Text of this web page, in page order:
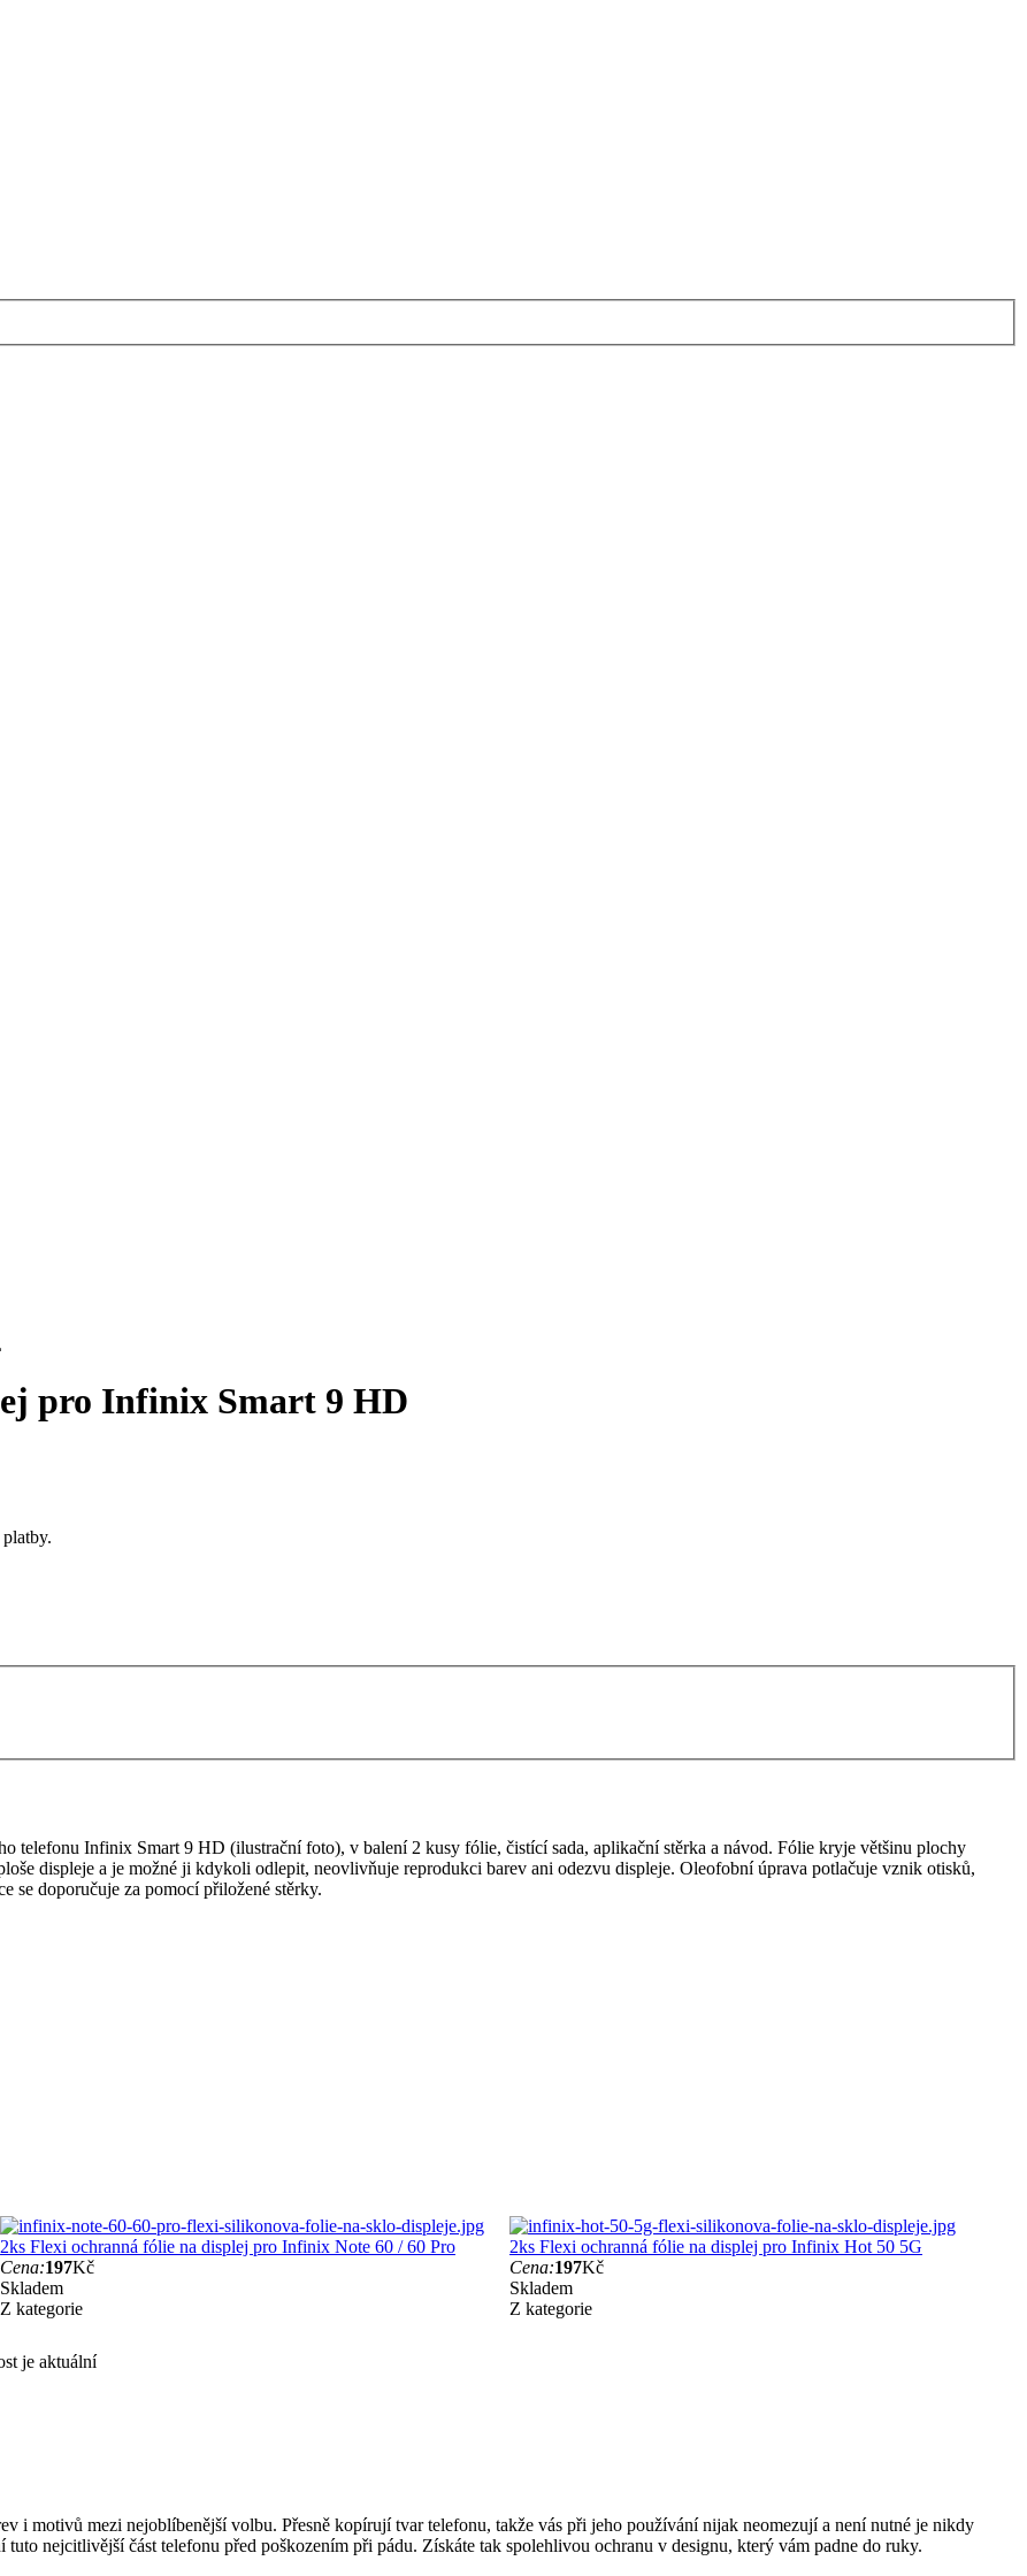
pro Infinix Smart 9 HD
telefonu Infinix Smart 9 HD (ilustrační foto), v balení 2 kusy fólie, čistící sada, aplikační stěrka a návod. Fólie kryje většinu plochy
displeje a je možné ji kdykoli odlepit, neovlivňuje reprodukci barev ani odezvu displeje. Oleofobní úprava potlačuje vznik otisků,
se doporučuje za pomocí přiložené stěrky.
2ks Flexi ochranná fólie na displej pro Infinix Note 60 / 60 Pro
Cena:197Kč
Skladem
Z kategorie
2ks Flexi ochranná fólie na displej pro Infinix Hot 50 5G
Cena:197Kč
Skladem
Z kategorie
je aktuální
i motivů mezi nejoblíbenější volbu. Přesně kopírují tvar telefonu, takže vás při jeho používání nijak neomezují a není nutné je nikdy
nejcitlivější část telefonu před poškozením při pádu. Získáte tak spolehlivou ochranu v designu, který vám padne do ruky.